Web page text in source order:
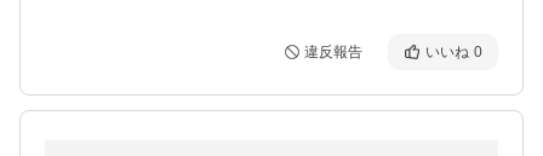
違反報告 いいね 0